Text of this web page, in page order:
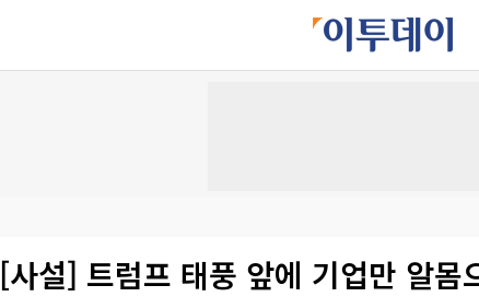
[사설] 트럼프 태풍 앞에 기업만 알몸